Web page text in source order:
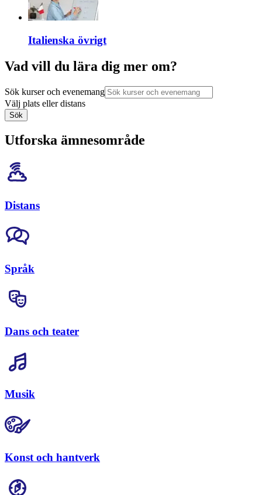
Italienska övrigt
Vad vill du lära dig mer om?
Sök kurser och evenemang
Välj plats eller distans
Sök
Utforska ämnesområde
Distans
Språk
Dans och teater
Musik
Konst och hantverk